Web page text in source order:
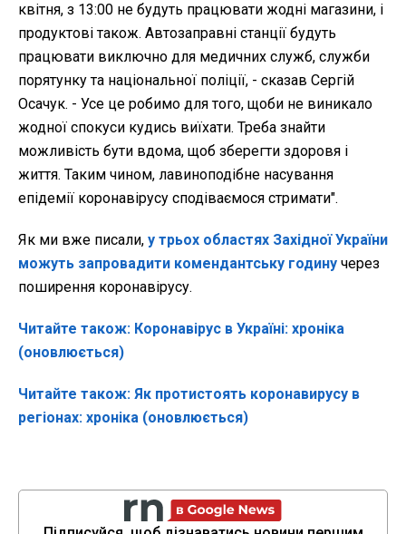
квітня, з 13:00 не будуть працювати жодні магазини, і
продуктові також. Автозаправні станції будуть
працювати виключно для медичних служб, служби
порятунку та національної поліції, - сказав Сергій
Осачук. - Усе це робимо для того, щоби не виникало
жодної спокуси кудись виїхати. Треба знайти
можливість бути вдома, щоб зберегти здоровя і
життя. Таким чином, лавиноподібне насування
епідемії коронавірусу сподіваємося стримати".
Як ми вже писали, у трьох областях Західної України
можуть запровадити комендантську годину через
поширення коронавірусу.
Читайте також: Коронавірус в Україні: хроніка
(оновлюється)
Читайте також: Як протистоять коронавирусу в
регіонах: хроніка (оновлюється)